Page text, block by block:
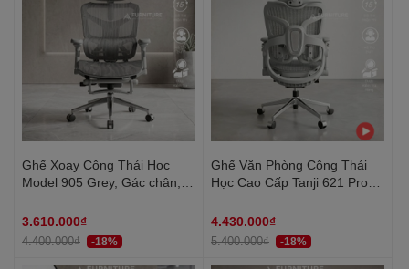
Ghế Xoay Công Thái Học
Model 905 Grey, Gác chân,
Linh Hoạt Thiết Kế Bảo Vệ
Cột Sống Ngả Lưng 145 Độ
3.610.000₫
4.400.000₫ -18%
Ghế Văn Phòng Công Thái
Học Cao Cấp Tanji 621 Pro
Trượt, Lưng Nâng Hạ, Tay
6D, Ngả Lưng, Gác Chân
4.430.000₫
5.400.000₫ -18%